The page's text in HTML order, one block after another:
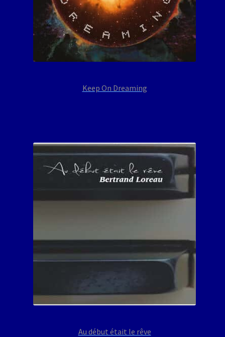
Keep On Dreaming
Au début était le rêve